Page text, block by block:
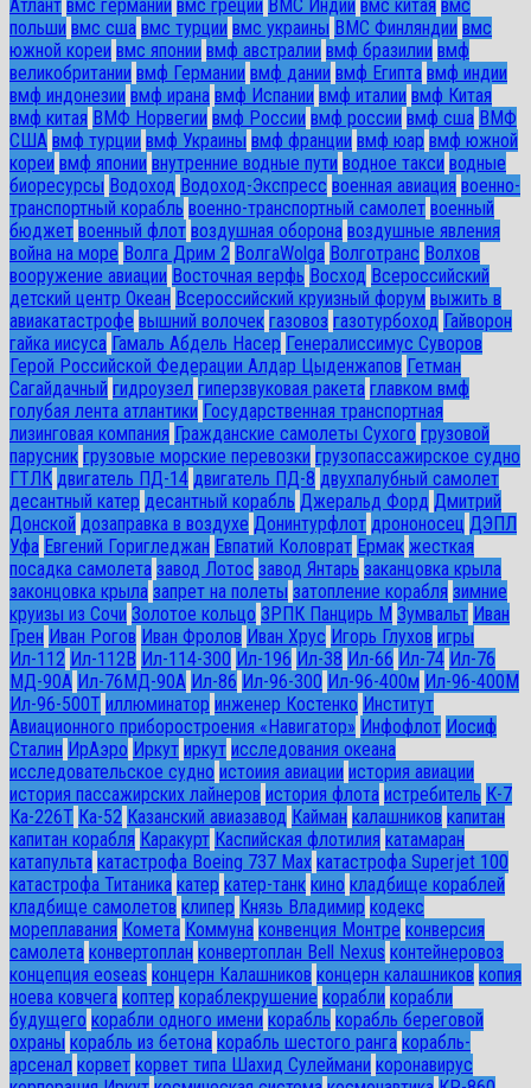
Атлант вмс германии вмс греции ВМС Индии вмс китая вмс
польши вмс сша вмс турции вмс украины ВМС Финляндии вмс
южной кореи вмс японии вмф австралии вмф бразилии вмф
великобритании вмф Германии вмф дании вмф Египта вмф индии
вмф индонезии вмф ирана вмф Испании вмф италии вмф Китая
вмф китая ВМФ Норвегии вмф России вмф россии вмф сша ВМФ
США вмф турции вмф Украины вмф франции вмф юар вмф южной
кореи вмф японии внутренние водные пути водное такси водные
биоресурсы Водоход Водоход-Экспресс военная авиация военно-
транспортный корабль военно-транспортный самолет военный
бюджет военный флот воздушная оборона воздушные явления
война на море Волга Дрим 2 ВолгаWolga Волготранс Волхов
вооружение авиации Восточная верфь Восход Всероссийский
детский центр Океан Всероссийский круизный форум выжить в
авиакатастрофе вышний волочек газовоз газотурбоход Гайворон
гайка иисуса Гамаль Абдель Насер Генералиссимус Суворов
Герой Российской Федерации Алдар Цыденжапов Гетман
Сагайдачный гидроузел гиперзвуковая ракета главком вмф
голубая лента атлантики Государственная транспортная
лизинговая компания Гражданские самолеты Сухого грузовой
парусник грузовые морские перевозки грузопассажирское судно
ГТЛК двигатель ПД-14 двигатель ПД-8 двухпалубный самолет
десантный катер десантный корабль Джеральд Форд Дмитрий
Донской дозаправка в воздухе Донинтурфлот дрононосец ДЭПЛ
Уфа Евгений Горигледжан Евпатий Коловрат Ермак жесткая
посадка самолета завод Лотос завод Янтарь заканцовка крыла
законцовка крыла запрет на полеты затопление корабля зимние
круизы из Сочи Золотое кольцо ЗРПК Панцирь М Зумвальт Иван
Грен Иван Рогов Иван Фролов Иван Хрус Игорь Глухов игры
Ил-112 Ил-112В Ил-114-300 Ил-196 Ил-38 Ил-66 Ил-74 Ил-76
МД-90А Ил-76МД-90А Ил-86 Ил-96-300 Ил-96-400м Ил-96-400М
Ил-96-500Т иллюминатор инженер Костенко Институт
Авиационного приборостроения «Навигатор» Инфофлот Иосиф
Сталин ИрАэро Иркут иркут исследования океана
исследовательское судно истоиия авиации история авиации
история пассажирских лайнеров история флота истребитель К-7
Ка-226Т Ка-52 Казанский авиазавод Кайман калашников капитан
капитан корабля Каракурт Каспийская флотилия катамаран
катапульта катастрофа Boeing 737 Max катастрофа Superjet 100
катастрофа Титаника катер катер-танк кино кладбище кораблей
кладбище самолетов клипер Князь Владимир кодекс
мореплавания Комета Коммуна конвенция Монтре конверсия
самолета конвертоплан конвертоплан Bell Nexus контейнеровоз
концепция eoseas концерн Калашников концерн калашников копия
ноева ковчега коптер кораблекрушение корабли корабли
будущего корабли одного имени корабль корабль береговой
охраны корабль из бетона корабль шестого ранга корабль-
арсенал корвет корвет типа Шахид Сулеймани коронавирус